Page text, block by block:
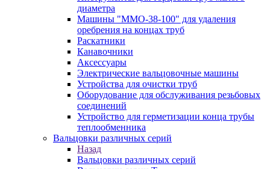
диаметра
Машины "ММО-38-100" для удаления
оребрения на концах труб
Раскатники
Канавочники
Аксессуары
Электрические вальцовочные машины
Устройства для очистки труб
Оборудование для обслуживания резьбовых
соединений
Устройство для герметизации конца трубы
теплообменника
Вальцовки различных серий
Назад
Вальцовки различных серий